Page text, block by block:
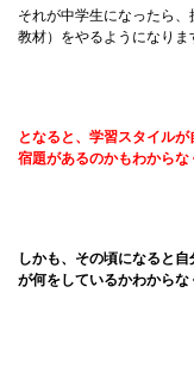
それが中学生になったら
教材）をやるようになりま
となると、学習スタイル
宿題があるのかもわからな
しかも、その頃になると
が何をしているかわからな